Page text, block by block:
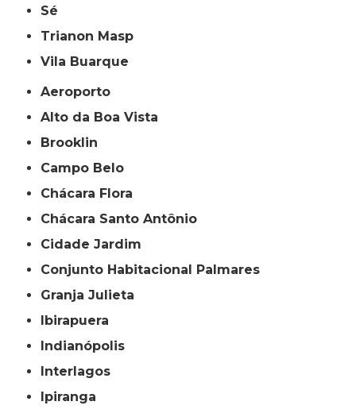
Sé
Trianon Masp
Vila Buarque
Aeroporto
Alto da Boa Vista
Brooklin
Campo Belo
Chácara Flora
Chácara Santo Antônio
Cidade Jardim
Conjunto Habitacional Palmares
Granja Julieta
Ibirapuera
Indianópolis
Interlagos
Ipiranga